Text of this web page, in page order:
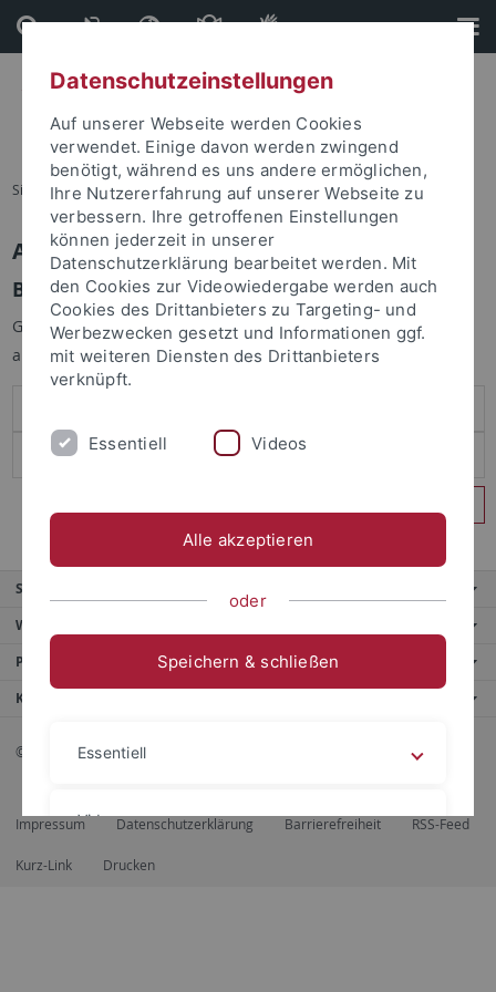
Direkt
zum
Inhalt
Direkt
zur
Fußleiste
Sie sind hier: Startseite
Anmelden
Benutzeranmeldung
Geben Sie Ihren Benutzernamen und Ihr Passwort an um sich
anzumelden:
Service
Weitere Angebote
Portale
Kontaktinfo
© 2026 Eberhard Karls Universität Tübingen, Tübingen
Impressum Datenschutzerklärung Barrierefreiheit RSS-Feed
Kurz-Link Drucken
Datenschutzeinstellungen
Auf unserer Webseite werden Cookies
verwendet. Einige davon werden zwingend
benötigt, während es uns andere ermöglichen,
Ihre Nutzererfahrung auf unserer Webseite zu
verbessern. Ihre getroffenen Einstellungen
können jederzeit in unserer
Datenschutzerklärung bearbeitet werden. Mit
den Cookies zur Videowiedergabe werden auch
Cookies des Drittanbieters zu Targeting- und
Werbezwecken gesetzt und Informationen ggf.
mit weiteren Diensten des Drittanbieters
verknüpft.
Essentiell Videos
Alle akzeptieren
oder
Speichern & schließen
Essentiell
Videos